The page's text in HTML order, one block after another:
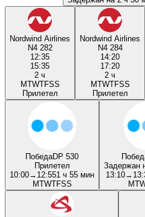
Nordwind Airlines
N4 282
12:35
15:35
2 ч
MTWTFSS
Прилетел
Nordwind Airlines
N4 284
14:20
17:20
2 ч
MTWTFSS
Прилетел
ПобедаDP 530
Прилетел
10:00→ 12:551 ч 55 мин
MTWTFSS
Задержан
13:10→
MT